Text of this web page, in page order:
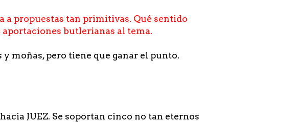
a propuestas tan primitivas. Qué sentido
butlerianas al tema.
moñas, pero tiene que ganar el punto.
JUEZ. Se soportan cinco no tan eternos